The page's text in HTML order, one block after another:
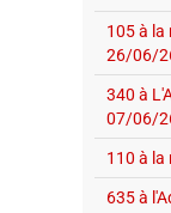
105 à la
26/06/
340 à
07/06/
110 à la
635 à